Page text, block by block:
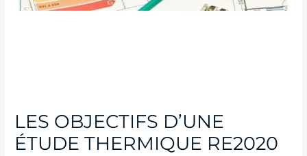
LES OBJECTIFS D’UNE
ÉTUDE THERMIQUE RE2020